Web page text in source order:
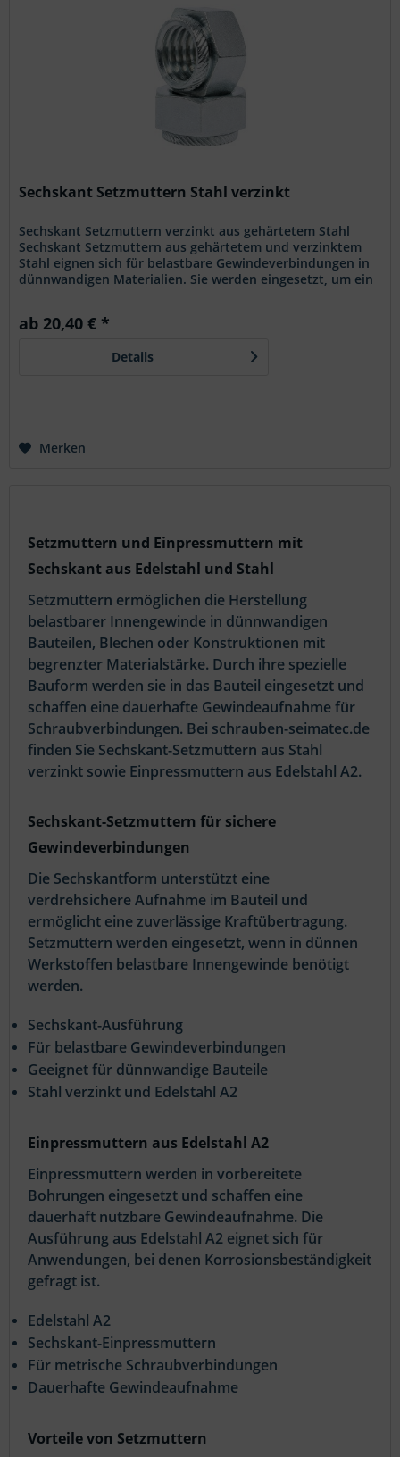
Sechskant Setzmuttern Stahl verzinkt
Sechskant Setzmuttern verzinkt aus gehärtetem Stahl
Sechskant Setzmuttern aus gehärtetem und verzinktem
Stahl eignen sich für belastbare Gewindeverbindungen in
dünnwandigen Materialien. Sie werden eingesetzt, um ein
Stahl für hohe Belastbarkeit Sechskantform für sicheren
Korrosionsschutz Einsatzbereiche Geeignet für
ab 20,40 € *
Details
Merken
Setzmuttern und Einpressmuttern mit
Sechskant aus Edelstahl und Stahl
Setzmuttern ermöglichen die Herstellung
belastbarer Innengewinde in dünnwandigen
Bauteilen, Blechen oder Konstruktionen mit
begrenzter Materialstärke. Durch ihre spezielle
Bauform werden sie in das Bauteil eingesetzt und
schaffen eine dauerhafte Gewindeaufnahme für
Schraubverbindungen. Bei schrauben-seimatec.de
finden Sie Sechskant-Setzmuttern aus Stahl
verzinkt sowie Einpressmuttern aus Edelstahl A2.
Sechskant-Setzmuttern für sichere
Gewindeverbindungen
Die Sechskantform unterstützt eine
verdrehsichere Aufnahme im Bauteil und
ermöglicht eine zuverlässige Kraftübertragung.
Setzmuttern werden eingesetzt, wenn in dünnen
Werkstoffen belastbare Innengewinde benötigt
werden.
Sechskant-Ausführung
Für belastbare Gewindeverbindungen
Geeignet für dünnwandige Bauteile
Stahl verzinkt und Edelstahl A2
Einpressmuttern aus Edelstahl A2
Einpressmuttern werden in vorbereitete
Bohrungen eingesetzt und schaffen eine
dauerhaft nutzbare Gewindeaufnahme. Die
Ausführung aus Edelstahl A2 eignet sich für
Anwendungen, bei denen Korrosionsbeständigkeit
gefragt ist.
Edelstahl A2
Sechskant-Einpressmuttern
Für metrische Schraubverbindungen
Dauerhafte Gewindeaufnahme
Vorteile von Setzmuttern